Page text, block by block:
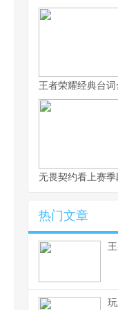
王者荣耀经典台词
无畏契约看上赛
热门文章